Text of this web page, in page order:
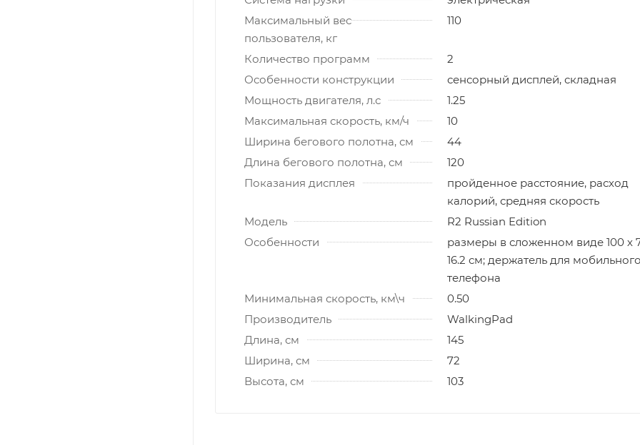
Максимальный вес
пользователя, кг
110
Количество программ
2
Особенности конструкции
сенсорный дисплей, складная
Мощность двигателя, л.с
1.25
Максимальная скорость, км/ч
10
Ширина бегового полотна, см
44
Длина бегового полотна, см
120
Показания дисплея
пройденное расстояние, расход
калорий, средняя скорость
Модель
R2 Russian Edition
Особенности
размеры в сложенном виде 100 х
16.2 см; держатель для мобильного
телефона
Минимальная скорость, км\ч
0.50
Производитель
WalkingPad
Длина, см
145
Ширина, см
72
Высота, см
103